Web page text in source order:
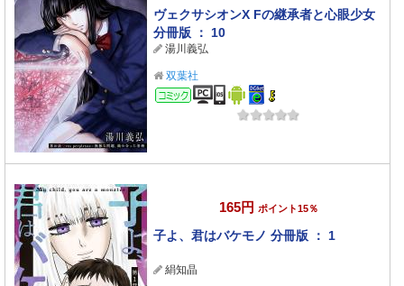
ヴェクサシオンX Fの継承者と心眼少女
分冊版 ： 10
湯川義弘
双葉社
コミック
165円 ポイント15％
子よ、君はバケモノ 分冊版 ： 1
絹知晶